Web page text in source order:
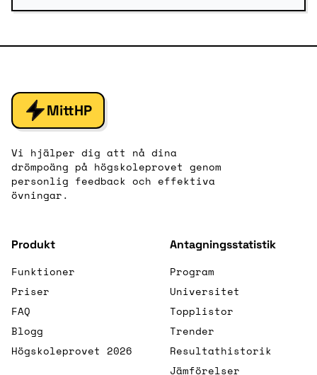
MittHP
Vi hjälper dig att nå dina
drömpoäng på högskoleprovet genom
personlig feedback och effektiva
övningar.
Produkt
Funktioner
Priser
FAQ
Blogg
Högskoleprovet 2026
Antagningsstatistik
Program
Universitet
Topplistor
Trender
Resultathistorik
Jämförelser